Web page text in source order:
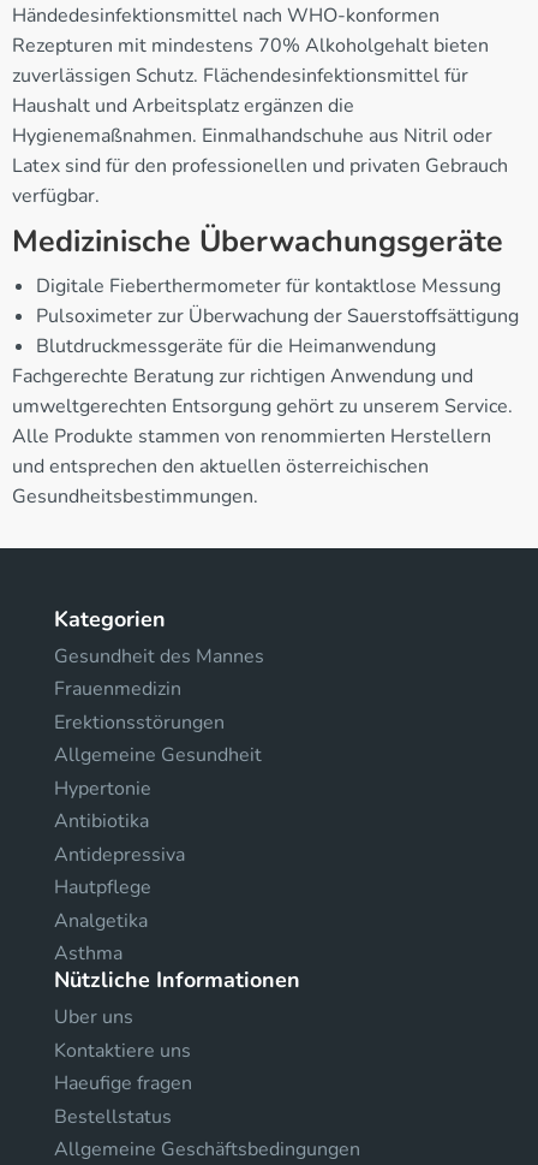
Händedesinfektionsmittel nach WHO-konformen
Rezepturen mit mindestens 70% Alkoholgehalt bieten
zuverlässigen Schutz. Flächendesinfektionsmittel für
Haushalt und Arbeitsplatz ergänzen die
Hygienemaßnahmen. Einmalhandschuhe aus Nitril oder
Latex sind für den professionellen und privaten Gebrauch
verfügbar.
Medizinische Überwachungsgeräte
Digitale Fieberthermometer für kontaktlose Messung
Pulsoximeter zur Überwachung der Sauerstoffsättigung
Blutdruckmessgeräte für die Heimanwendung
Fachgerechte Beratung zur richtigen Anwendung und
umweltgerechten Entsorgung gehört zu unserem Service.
Alle Produkte stammen von renommierten Herstellern
und entsprechen den aktuellen österreichischen
Gesundheitsbestimmungen.
Kategorien
Gesundheit des Mannes
Frauenmedizin
Erektionsstörungen
Allgemeine Gesundheit
Hypertonie
Antibiotika
Antidepressiva
Hautpflege
Analgetika
Asthma
Nützliche Informationen
Uber uns
Kontaktiere uns
Haeufige fragen
Bestellstatus
Allgemeine Geschäftsbedingungen